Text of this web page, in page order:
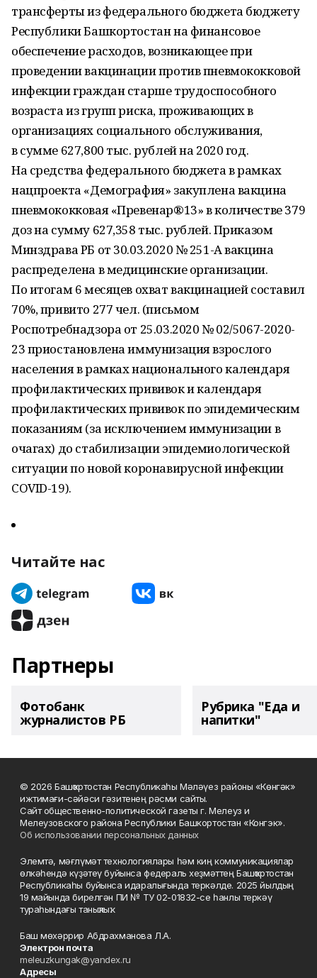
трансферты из федерального бюджета бюджету
Республики Башкортостан на финансовое
обеспечение расходов, возникающее при
проведении вакцинации против пневмококковой
инфекции граждан старше трудоспособного
возраста из групп риска, проживающих в
организациях социального обслуживания,
в сумме 627,800 тыс. рублей на 2020 год.
На средства федерального бюджета в рамках
нацпроекта «Демография» закуплена вакцина
пневмококковая «Превенар®13» в количестве 379
доз на сумму 627,358 тыс. рублей. Приказом
Минздрава РБ от 30.03.2020 № 251-А вакцина
распределена в медицинские организации.
По итогам 6 месяцев охват вакцинацией составил
70%, привито 277 чел. (письмом
Роспотребнадзора от 25.03.2020 № 02/5067-2020-
23 приостановлена иммунизация взрослого
населения в рамках национального календаря
профилактических прививок и календаря
профилактических прививок по эпидемическим
показаниям (за исключением иммунизации в
очагах) до стабилизации эпидемиологической
ситуации по новой коронавирусной инфекции
COVID-19).
Читайте нас
Партнеры
Фотобанк
журналистов РБ
Рубрика "Еда и
напитки"
© 2026 Башҡортостан Республикаһы Мәләүез районы «Көнгәк»
ижтимағи-сәйәси гәзитенең рәсми сайты.
Сайт общественно-политической газеты г. Мелеуз и
Мелеузовского района Республики Башкортостан «Конгэк».
Об использовании персональных данных
Элемтә, мәғлүмәт технологиялары һәм киң коммуникациялар
өлкәһендә күҙәтеү буйынса федераль хеҙмәттең Башҡортостан
Республикаһы буйынса идаралығында теркәлде. 2025 йылдың
19 майында бирелгән ПИ № ТУ 02-01832-се һанлы теркәү
тураһындағы таныҡлыҡ.
Баш мөхәррир Абдрахманова Л.А.
Электрон почта
meleuzkungak@yandex.ru
Адресы